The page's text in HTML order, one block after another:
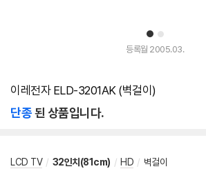
1 2
등록월 2005.03.
이레전자 ELD-3201AK (벽걸이)
단종된 상품입니다.
LCD TV / 32인치(81cm) / HD / 벽걸이